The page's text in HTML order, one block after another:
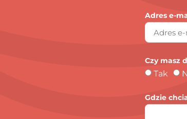
Adres e-
Czy masz
Tak
Gdzie